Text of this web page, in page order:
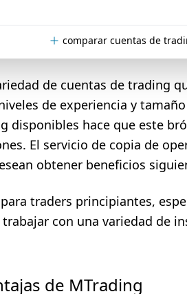
comparar cuentas de
de cuentas de trading
de experiencia y
disponibles hace que este
El servicio de copia de
obtener beneficios
traders principiantes,
con una variedad de
de MTrading